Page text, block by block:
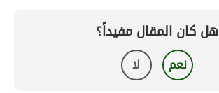
هل كان المقال مفيداً؟
نعم لا